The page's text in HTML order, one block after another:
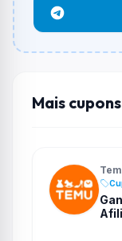
O valor minimo
não aceitar
Mais